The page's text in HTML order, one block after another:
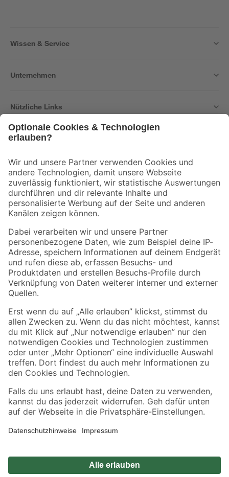
Wissen & Service
Unternehmen
Nützliche Links
Der toom Newsletter: Keine Angebote und Aktionen mehr verpassen!
Zur Newsletter Anmeldung
Folge uns
Zahlungsarten Versandarten
Sicher einkaufen
Jetzt die toom-App herunterladen
Alle Preisangaben in EUR inkl. gesetzl. MwSt.. Die dargestellten Angebote sind unter
Umständen nicht in allen Märkten verfügbar. Die angegebenen Verfügbarkeiten beziehen
Produkte nur solange der Vorrat reicht.
*Paketversand ab 59 € versandkostenfrei, gilt nicht für Artikel mit Speditionsversand, hier
Privatsphäre Impressum
Nutzungsbedingungen
Widerrufsrecht Vertrag widerrufen